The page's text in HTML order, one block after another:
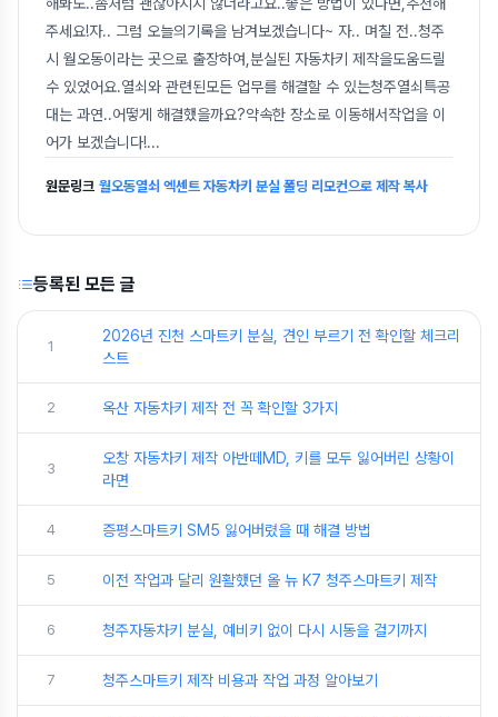
주세요!자.. 그럼 오늘의기록을 남겨보겠습니다~ 자.. 며칠 전..청주
시 월오동이라는 곳으로 출장하여,분실된 자동차키 제작을도움드릴
수 있었어요.열쇠와 관련된모든 업무를 해결할 수 있는청주열쇠특공
대는 과연..어떻게 해결했을까요?약속한 장소로 이동해서작업을 이
어가 보겠습니다!...
원문링크 월오동열쇠 엑센트 자동차키 분실 폴딩 리모컨으로 제작 복사
등록된 모든 글
1
2026년 진천 스마트키 분실, 견인 부르기 전 확인할 체크리
스트
2 옥산 자동차키 제작 전 꼭 확인할 3가지
3
오창 자동차키 제작 아반떼MD, 키를 모두 잃어버린 상황이
라면
4 증평스마트키 SM5 잃어버렸을 때 해결 방법
5 이전 작업과 달리 원활했던 올 뉴 K7 청주스마트키 제작
6 청주자동차키 분실, 예비키 없이 다시 시동을 걸기까지
7 청주스마트키 제작 비용과 작업 과정 알아보기